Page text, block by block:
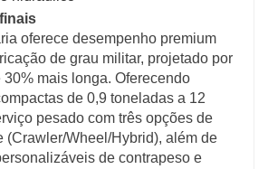
oferece desempenho premium
de grau militar, projetado por
30% mais longa. Oferecendo
de 0,9 toneladas a 12
pesado com três opções de
(Crawler/Wheel/Hybrid), além de
​​de contrapeso e